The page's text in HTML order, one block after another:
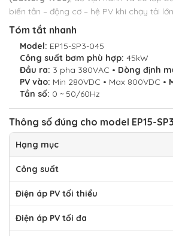
biến tần – động cơ – hệ PV khi chạy tải
Tóm tắt nhanh
Model: EP15-SP3-045
Công suất bơm phù hợp: 45kW
Đầu ra: 3 pha 380VAC • Dòng định
PV vào: Min 280VDC • Max 800VDC •
Tần số: 0 ~ 50/60Hz
Thông số đúng cho model EP15-
Hạng mục
Công suất
Điện áp PV tối thiểu
Điện áp PV tối đa